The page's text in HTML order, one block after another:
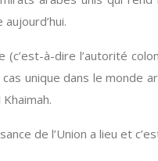
à-dire l’autorité
unique dans le monde
de l’Union a lieu et